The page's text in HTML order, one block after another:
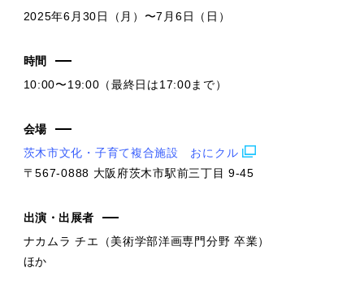
2025年6月30日（月）〜7月6日（日）
時間
10:00〜19:00（最終日は17:00まで）
会場
茨木市文化・子育て複合施設 おにクル
〒567-0888 大阪府茨木市駅前三丁目 9-45
出演・出展者
ナカムラ チエ（美術学部洋画専門分野 卒業）
ほか